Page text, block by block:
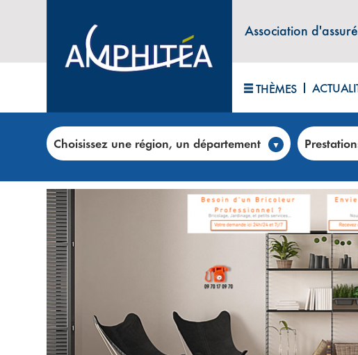
Association
THÈMES
Choisissez une région, un département
Accueil>Club annonces>CHRISTOPHE BRESSON
PRESTATIONS DE SERVICE
‹